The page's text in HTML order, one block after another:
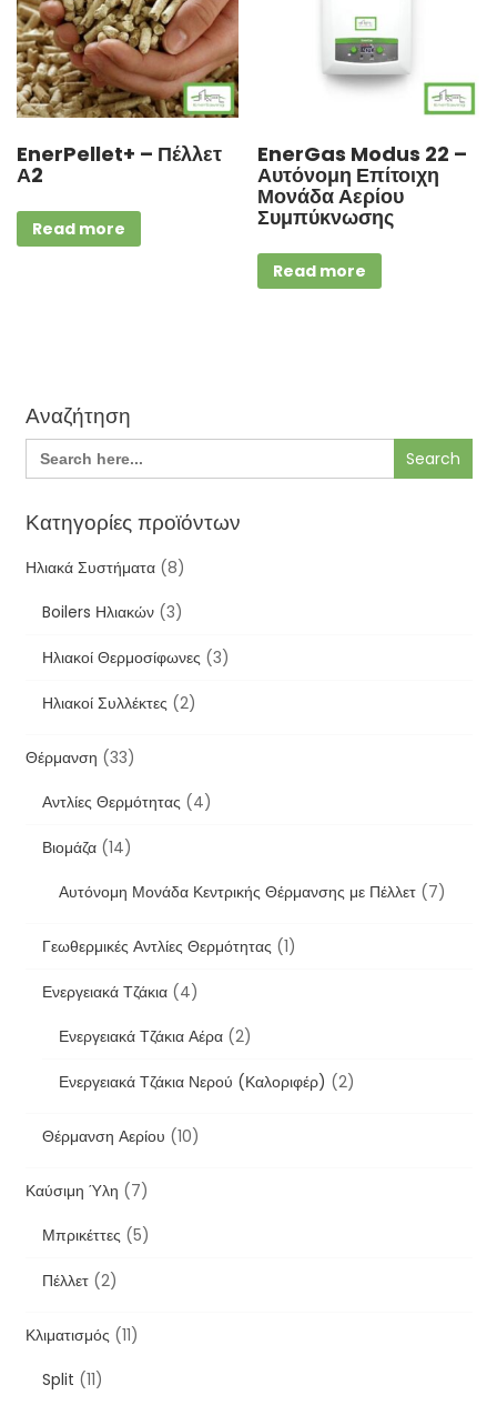
EnerPellet+ – Πέλλετ
Α2
Read more
EnerGas Modus 22 –
Αυτόνομη Επίτοιχη
Μονάδα Αερίου
Συμπύκνωσης
Read more
Αναζήτηση
Search
for:
Κατηγορίες προϊόντων
Ηλιακά Συστήματα (8)
Boilers Ηλιακών (3)
Ηλιακοί Θερμοσίφωνες (3)
Ηλιακοί Συλλέκτες (2)
Θέρμανση (33)
Αντλίες Θερμότητας (4)
Βιομάζα (14)
Αυτόνομη Μονάδα Κεντρικής Θέρμανσης με Πέλλετ (7)
Γεωθερμικές Αντλίες Θερμότητας (1)
Ενεργειακά Τζάκια (4)
Ενεργειακά Τζάκια Αέρα (2)
Ενεργειακά Τζάκια Νερού (Καλοριφέρ) (2)
Θέρμανση Αερίου (10)
Καύσιμη Ύλη (7)
Μπρικέττες (5)
Πέλλετ (2)
Κλιματισμός (11)
Split (11)